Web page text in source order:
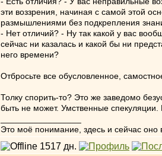
эти воззрения, начиная с самой этой
размышлениями без подкрепления
- Нет отличий? - Ну так какой у вас
сейчас ни казалась и какой бы ни
него времени?
Отбросьте все обусловленное,
Толку спорить-то? Это же заведомо
быть не может. Умственные
Это моё понимание, здесь и сейчас оно